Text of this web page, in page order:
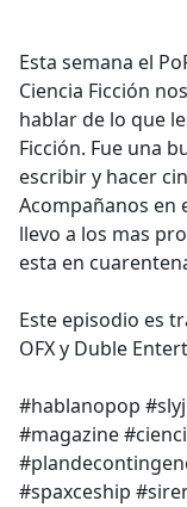
b
o
o
k
Esta semana el
Ciencia Ficción
hablar de lo que
Ficción. Fue una
escribir y hacer
Acompañanos en
llevo a los mas
esta en
Este episodio es
OFX y Duble
#hablanopop
#magazine
#spaxceship